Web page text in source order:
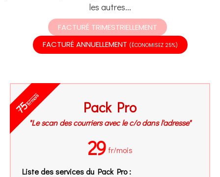
les autres...
FACTURÉ TRIMESTRIELLEMENT
FACTURÉ ANNUELLEMENT (ÉCONOMISEZ 25%)
Pack Pro
"Le scan des courriers avec le c/o dans l'adresse"
29 fr/mois
Liste des services du Pack Pro :
75fr/mois